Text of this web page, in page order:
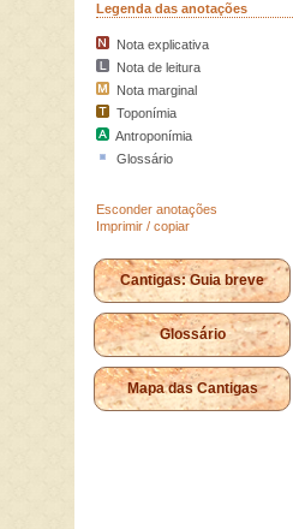
Legenda das anotações
Nota explicativa
Nota de leitura
Nota marginal
Toponímia
Antroponímia
Glossário
Esconder anotações
Imprimir / copiar
Cantigas: Guia breve
Glossário
Mapa das Cantigas